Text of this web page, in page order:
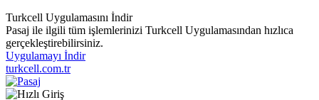
Turkcell Uygulamasını İndir
Pasaj ile ilgili tüm işlemlerinizi Turkcell Uygulamasından hızlıca
gerçekleştirebilirsiniz.
Uygulamayı İndir
turkcell.com.tr